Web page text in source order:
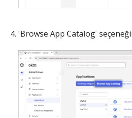
'Browse App Catalog'